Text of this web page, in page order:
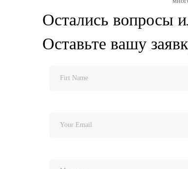
Остались вопросы
Оставьте вашу